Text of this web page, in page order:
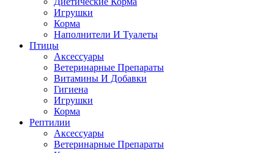
Игрушки
Корма
Наполнители И Туалеты
Птицы
Аксессуары
Ветеринарные Препараты
Витамины И Добавки
Гигиена
Игрушки
Корма
Рептилии
Аксессуары
Ветеринарные Препараты